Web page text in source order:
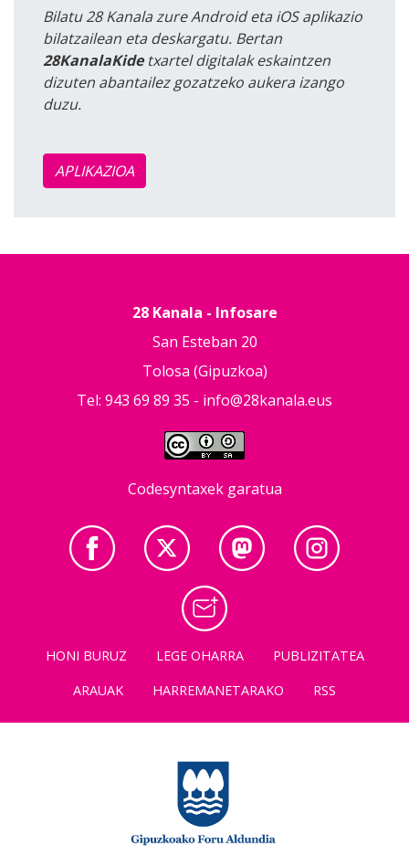
Bilatu 28 Kanala zure Android eta iOS aplikazio
bilatzailean eta deskargatu. Bertan
28KanalaKidetxartel digitalak eskaintzen
dizuten abantailez gozatzeko aukera izango
duzu.
APLIKAZIOA
28 Kanala - Infosare
San Esteban 20
Tolosa (Gipuzkoa)
Tel: 943 69 89 35 - info@28kanala.eus
Codesyntaxek garatua
HONI BURUZ LEGE OHARRA
PUBLIZITATEA
ARAUAK
HARREMANETARAKO RSS